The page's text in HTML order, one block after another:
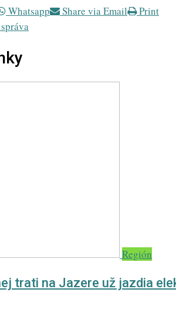
Whatsapp Share via Email
Print
Región
trati na Jazere už jazdia